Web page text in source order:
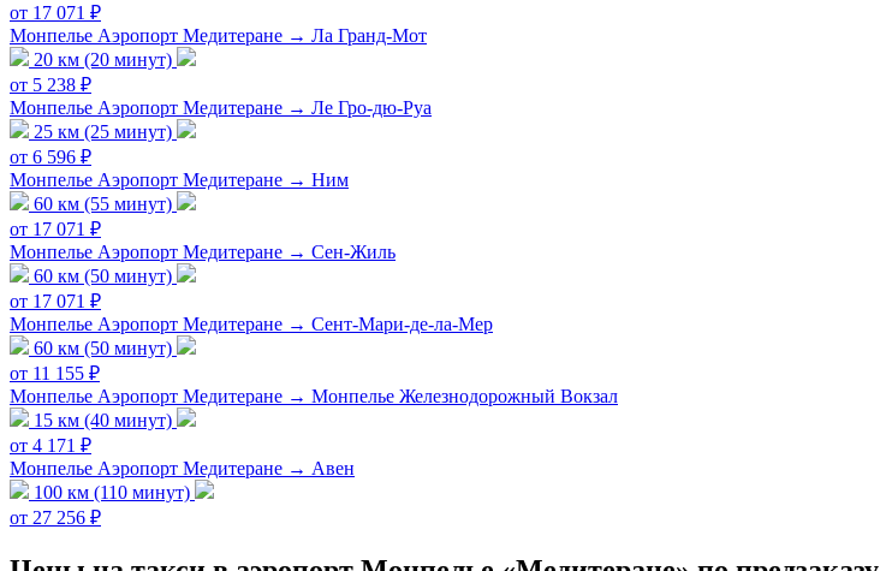
от 17 071 ₽
Монпелье Аэропорт Медитеране → Ла Гранд-Мот
20 км (20 минут)
от 5 238 ₽
Монпелье Аэропорт Медитеране → Ле Гро-дю-Руа
25 км (25 минут)
от 6 596 ₽
Монпелье Аэропорт Медитеране → Ним
60 км (55 минут)
от 17 071 ₽
Монпелье Аэропорт Медитеране → Сен-Жиль
60 км (50 минут)
от 17 071 ₽
Монпелье Аэропорт Медитеране → Сент-Мари-де-ла-Мер
60 км (50 минут)
от 11 155 ₽
Монпелье Аэропорт Медитеране → Монпелье Железнодорожный Вокзал
15 км (40 минут)
от 4 171 ₽
Монпелье Аэропорт Медитеране → Авен
100 км (110 минут)
от 27 256 ₽